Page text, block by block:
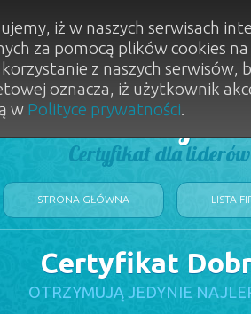
Dobry
Certyfikat dla
STRONA GŁÓWNA LISTA
Certyfikat
OTRZYMUJĄ JEDYNIE
iż w naszych serwisach
za pomocą plików cookies
korzystanie z naszych
oznacza, iż użytkownik
w Polityce prywatności.